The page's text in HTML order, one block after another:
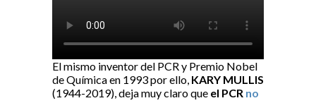
El mismo inventor del PCR y Premio Nobel
de Química en 1993 por ello, KARY MULLIS
(1944-2019), deja muy claro que el PCR no